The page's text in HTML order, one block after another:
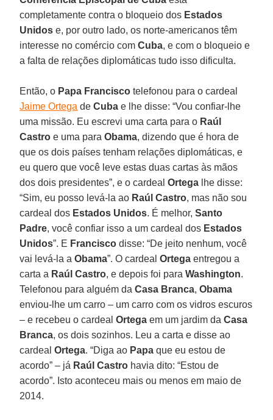
completamente contra o bloqueio dos Estados
Unidos e, por outro lado, os norte-americanos têm
interesse no comércio comCuba, e com o bloqueio e
a falta de relações diplomáticas tudo isso dificulta.
Então, o Papa Francisco telefonou para o cardeal
Jaime Ortega deCuba e lhe disse: “Vou confiar-lhe
uma missão. Eu escrevi uma carta para o Raúl
Castro e uma paraObama, dizendo que é hora de
que os dois países tenham relações diplomáticas, e
eu quero que você leve estas duas cartas às mãos
dos dois presidentes”, e o cardealOrtega lhe disse:
“Sim, eu posso levá-la ao Raúl Castro, mas não sou
cardeal dos Estados Unidos. É melhor,Santo
Padre, você confiar isso a um cardeal dos Estados
Unidos”. E Francisco disse: “De jeito nenhum, você
vai levá-la aObama”. O cardealOrtega entregou a
carta a Raúl Castro, e depois foi paraWashington.
Telefonou para alguém daCasa Branca,Obama
enviou-lhe um carro – um carro com os vidros escuros
– e recebeu o cardealOrtega em um jardim daCasa
Branca, os dois sozinhos. Leu a carta e disse ao
cardealOrtega. “Diga ao Papa que eu estou de
acordo” – já Raúl Castro havia dito: “Estou de
acordo”. Isto aconteceu mais ou menos em maio de
2014.